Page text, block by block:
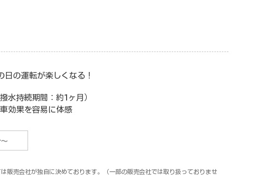
の運転が楽しくなる！
水持続期間：約1ヶ月）
効果を容易に体感
販売会社が独自に決めております。（一部の販売会社では取り扱っておりませ